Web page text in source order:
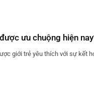
ưu chuộng hiện
giới trẻ yêu thích với sự kết